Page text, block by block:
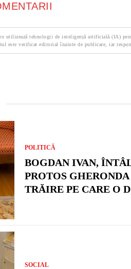
utilizează tehnologii de inteligență artificială (IA)
este verificat editorial înainte de publicare, iar
POLITICĂ
BOGDAN IVAN,
PROTOS
TRĂIRE PE CARE O
SOCIAL